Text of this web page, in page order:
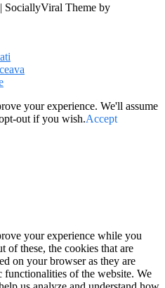
| SociallyViral Theme by
your experience. We'll assume
out if you wish.Accept
your experience while you
of these, the cookies that are
on your browser as they are
of the website. We